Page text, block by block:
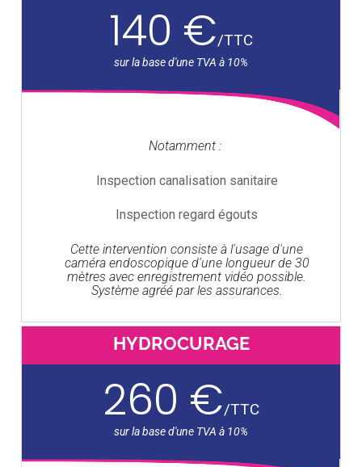
140 €/TTC
Notamment :
Inspection canalisation sanitaire
Inspection regard égouts
Cette intervention consiste à l'usage d'une
caméra endoscopique d'une longueur de 30
mètres avec enregistrement vidéo possible.
Système agréé par les assurances.
HYDROCURAGE
260 €/TTC